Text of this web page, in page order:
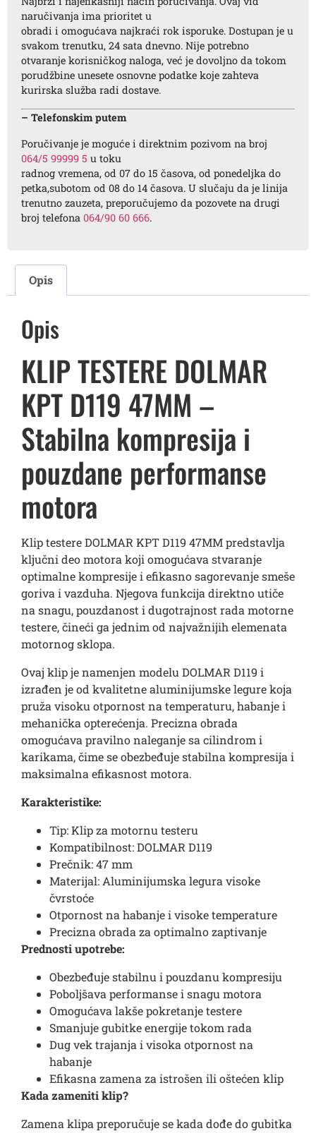
naručivanja ima prioritet u
obradi i omogućava najkraći rok isporuke. Dostupan je u
svakom trenutku, 24 sata dnevno. Nije potrebno
otvaranje korisničkog naloga, već je dovoljno da tokom
porudžbine unesete osnovne podatke koje zahteva
kurirska služba radi dostave.
– Telefonskim putem
Poručivanje je moguće i direktnim pozivom na broj
064/5 99999 5 u toku
radnog vremena, od 07 do 15 časova, od ponedeljka do
petka,subotom od 08 do 14 časova. U slučaju da je linija
trenutno zauzeta, preporučujemo da pozovete na drugi
broj telefona 064/90 60 666.
Opis
Opis
KLIP TESTERE DOLMAR
KPT D119 47MM –
Stabilna kompresija i
pouzdane performanse
motora
Klip testere DOLMAR KPT D119 47MM predstavlja
ključni deo motora koji omogućava stvaranje
optimalne kompresije i efikasno sagorevanje smeše
goriva i vazduha. Njegova funkcija direktno utiče
na snagu, pouzdanost i dugotrajnost rada motorne
testere, čineći ga jednim od najvažnijih elemenata
motornog sklopa.
Ovaj klip je namenjen modelu DOLMAR D119 i
izrađen je od kvalitetne aluminijumske legure koja
pruža visoku otpornost na temperaturu, habanje i
mehanička opterećenja. Precizna obrada
omogućava pravilno naleganje sa cilindrom i
karikama, čime se obezbeđuje stabilna kompresija i
maksimalna efikasnost motora.
Karakteristike:
Tip: Klip za motornu testeru
Kompatibilnost: DOLMAR D119
Prečnik: 47 mm
Materijal: Aluminijumska legura visoke
čvrstoće
Otpornost na habanje i visoke temperature
Precizna obrada za optimalno zaptivanje
Prednosti upotrebe:
Obezbeđuje stabilnu i pouzdanu kompresiju
Poboljšava performanse i snagu motora
Omogućava lakše pokretanje testere
Smanjuje gubitke energije tokom rada
Dug vek trajanja i visoka otpornost na
habanje
Efikasna zamena za istrošen ili oštećen klip
Kada zameniti klip?
Zamena klipa preporučuje se kada dođe do gubitka